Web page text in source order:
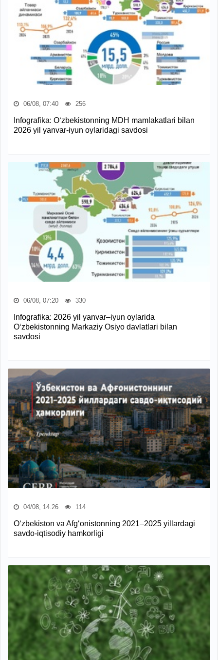
06/08, 07:40 256
Infografika: O‘zbekistonning MDH mamlakatlari bilan
2026 yil yanvar-iyun oylaridagi savdosi
06/08, 07:20 330
Infografika: 2026 yil yanvar–iyun oylarida
O‘zbekistonning Markaziy Osiyo davlatlari bilan
savdosi
04/08, 14:26 114
O‘zbekiston va Afg‘onistonning 2021–2025 yillardagi
savdo-iqtisodiy hamkorligi